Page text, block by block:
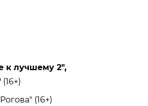
к лучшему 2",
(16+)
(16+)